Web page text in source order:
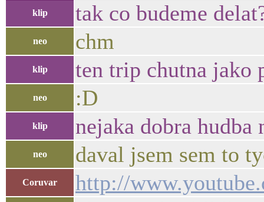
klip tak co budeme
neo chm
klip ten trip chutna jako
neo :D
klip nejaka dobra hudba
neo daval jsem sem to
Coruvar http://